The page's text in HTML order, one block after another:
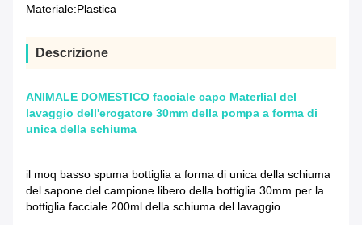
Materiale:Plastica
Descrizione
ANIMALE DOMESTICO facciale capo Materlial del
lavaggio dell'erogatore 30mm della pompa a forma di
unica della schiuma
il moq basso spuma bottiglia a forma di unica della schiuma
del sapone del campione libero della bottiglia 30mm per la
bottiglia facciale 200ml della schiuma del lavaggio